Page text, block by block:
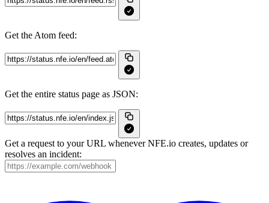
Get the Atom feed:
Get the entire status page as JSON:
Get a request to your URL whenever NFE.io creates, updates or
resolves an incident: